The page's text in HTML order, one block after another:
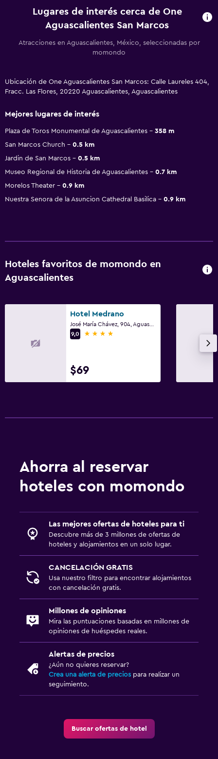
Lugares de interés cerca de One
Aguascalientes San Marcos
Atracciones en Aguascalientes, México, seleccionadas por
momondo
Ubicación de One Aguascalientes San Marcos: Calle Laureles 404,
Fracc. Las Flores, 20220 Aguascalientes, Aguascalientes
Mejores lugares de interés
Plaza de Toros Monumental de Aguascalientes
358 m
San Marcos Church
0.5 km
Jardin de San Marcos
0.5 km
Museo Regional de Historia de Aguascalientes
0.7 km
Morelos Theater
0.9 km
Nuestra Senora de la Asuncion Cathedral Basilica
0.9 km
Hoteles favoritos de momondo en
Aguascalientes
Hotel Medrano
9,0
4 estrellas
$69
Ahorra al reservar
hoteles con momondo
Las mejores ofertas de hoteles para ti
Descubre más de 3 millones de ofertas de
hoteles y alojamientos en un solo lugar.
CANCELACIÓN GRATIS
Usa nuestro filtro para encontrar alojamientos
con cancelación gratis.
Millones de opiniones
Mira las puntuaciones basadas en millones de
opiniones de huéspedes reales.
Alertas de precios
¿Aún no quieres reservar?
Crea una alerta de precios para realizar un
seguimiento.
Buscar ofertas de hotel